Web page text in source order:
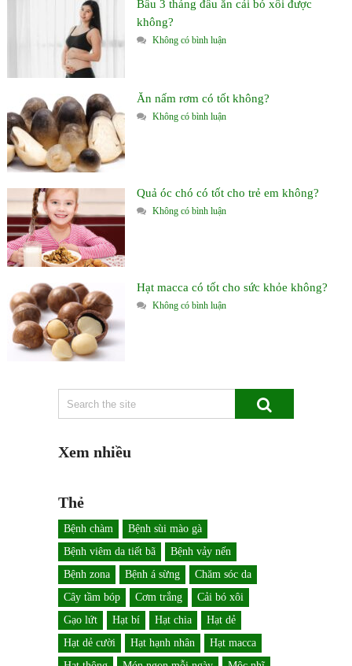
Bầu 3 tháng đầu ăn cải bó xôi được
không?
Không có bình luận
Ăn nấm rơm có tốt không?
Không có bình luận
Quả óc chó có tốt cho trẻ em không?
Không có bình luận
Hạt macca có tốt cho sức khỏe không?
Không có bình luận
Xem nhiều
Thẻ
Bệnh chàm
Bệnh sùi mào gà
Bệnh viêm da tiết bã
Bệnh vảy nến
Bệnh zona
Bệnh á sừng
Chăm sóc da
Cây tầm bóp
Cơm trắng
Cải bó xôi
Gạo lứt
Hạt bí Hạt chia
Hạt dẻ
Hạt dẻ cười
Hạt hạnh nhân
Hạt macca